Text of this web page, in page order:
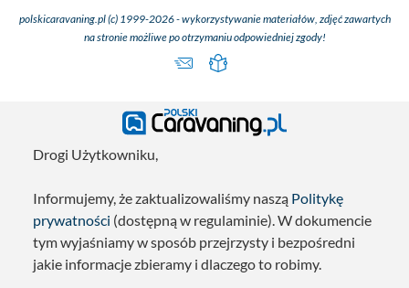
polskicaravaning.pl (c) 1999-2026 - wykorzystywanie materiałów, zdjęć zawartych
na stronie możliwe po otrzymaniu odpowiedniej zgody!
Drogi Użytkowniku,
Informujemy, że zaktualizowaliśmy naszą Politykę
prywatności (dostępną w regulaminie). W dokumencie
tym wyjaśniamy w sposób przejrzysty i bezpośredni
jakie informacje zbieramy i dlaczego to robimy.